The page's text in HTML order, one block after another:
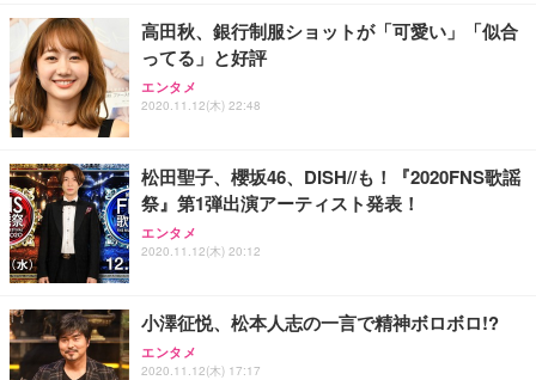
高田秋、銀行制服ショットが「可愛い」「似合
ってる」と好評
エンタメ
2020.11.12(木) 22:48
松田聖子、櫻坂46、DISH//も！『2020FNS歌謡
祭』第1弾出演アーティスト発表！
エンタメ
2020.11.12(木) 20:12
小澤征悦、松本人志の一言で精神ボロボロ!?
エンタメ
2020.11.12(木) 17:17